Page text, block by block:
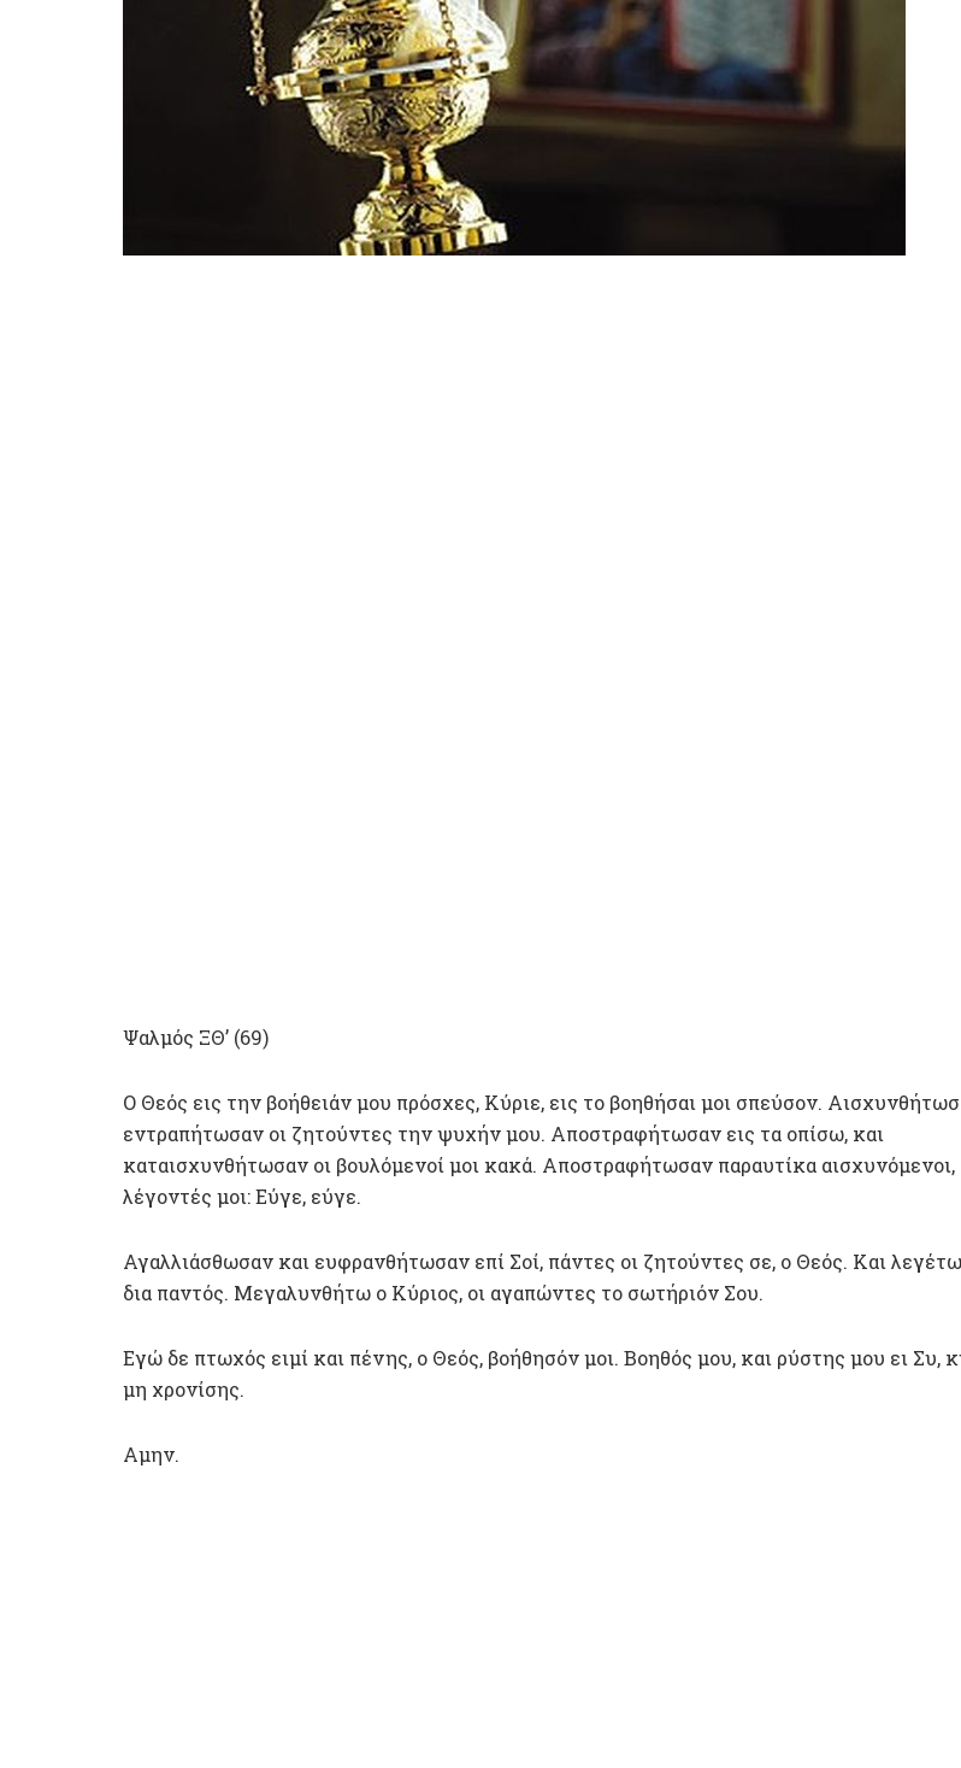
Ψαλμός ΞΘ’ (69)
Ο Θεός εις την βοήθειάν μου πρόσχες, Κύριε, εις το βοηθήσαι μοι σπεύσον.
εντραπήτωσαν οι ζητούντες την ψυχήν μου. Αποστραφήτωσαν εις τα οπίσω, και
καταισχυνθήτωσαν οι βουλόμενοί μοι κακά. Αποστραφήτωσαν παραυτίκα αισχυνόμενοι,
λέγοντές μοι: Εύγε, εύγε.
Αγαλλιάσθωσαν και ευφρανθήτωσαν επί Σοί, πάντες οι ζητούντες σε, ο Θεός. Και
δια παντός. Μεγαλυνθήτω ο Κύριος, οι αγαπώντες το σωτήριόν Σου.
Εγώ δε πτωχός ειμί και πένης, ο Θεός, βοήθησόν μοι. Βοηθός μου, και ρύστης μου ει Συ,
μη χρονίσης.
Αμην.